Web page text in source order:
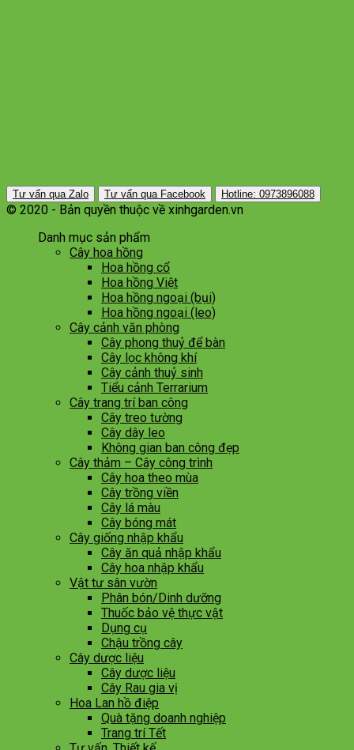
Tư vấn qua Zalo Tư vấn qua Facebook Hotline: 0973896088
© 2020 - Bản quyền thuộc về xinhgarden.vn
Danh mục sản phẩm
Cây hoa hồng
Hoa hồng cổ
Hoa hồng Việt
Hoa hồng ngoại (bụi)
Hoa hồng ngoại (leo)
Cây cảnh văn phòng
Cây phong thuỷ để bàn
Cây lọc không khí
Cây cảnh thuỷ sinh
Tiểu cảnh Terrarium
Cây trang trí ban công
Cây treo tường
Cây dây leo
Không gian ban công đẹp
Cây thảm – Cây công trình
Cây hoa theo mùa
Cây trồng viền
Cây lá màu
Cây bóng mát
Cây giống nhập khẩu
Cây ăn quả nhập khẩu
Cây hoa nhập khẩu
Vật tư sân vườn
Phân bón/Dinh dưỡng
Thuốc bảo vệ thực vật
Dụng cụ
Chậu trồng cây
Cây dược liệu
Cây dược liệu
Cây Rau gia vị
Hoa Lan hồ điệp
Quà tặng doanh nghiệp
Trang trí Tết